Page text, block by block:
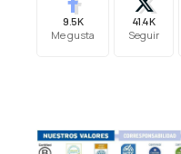
9.5K
Me gusta
41.4K
Seguir